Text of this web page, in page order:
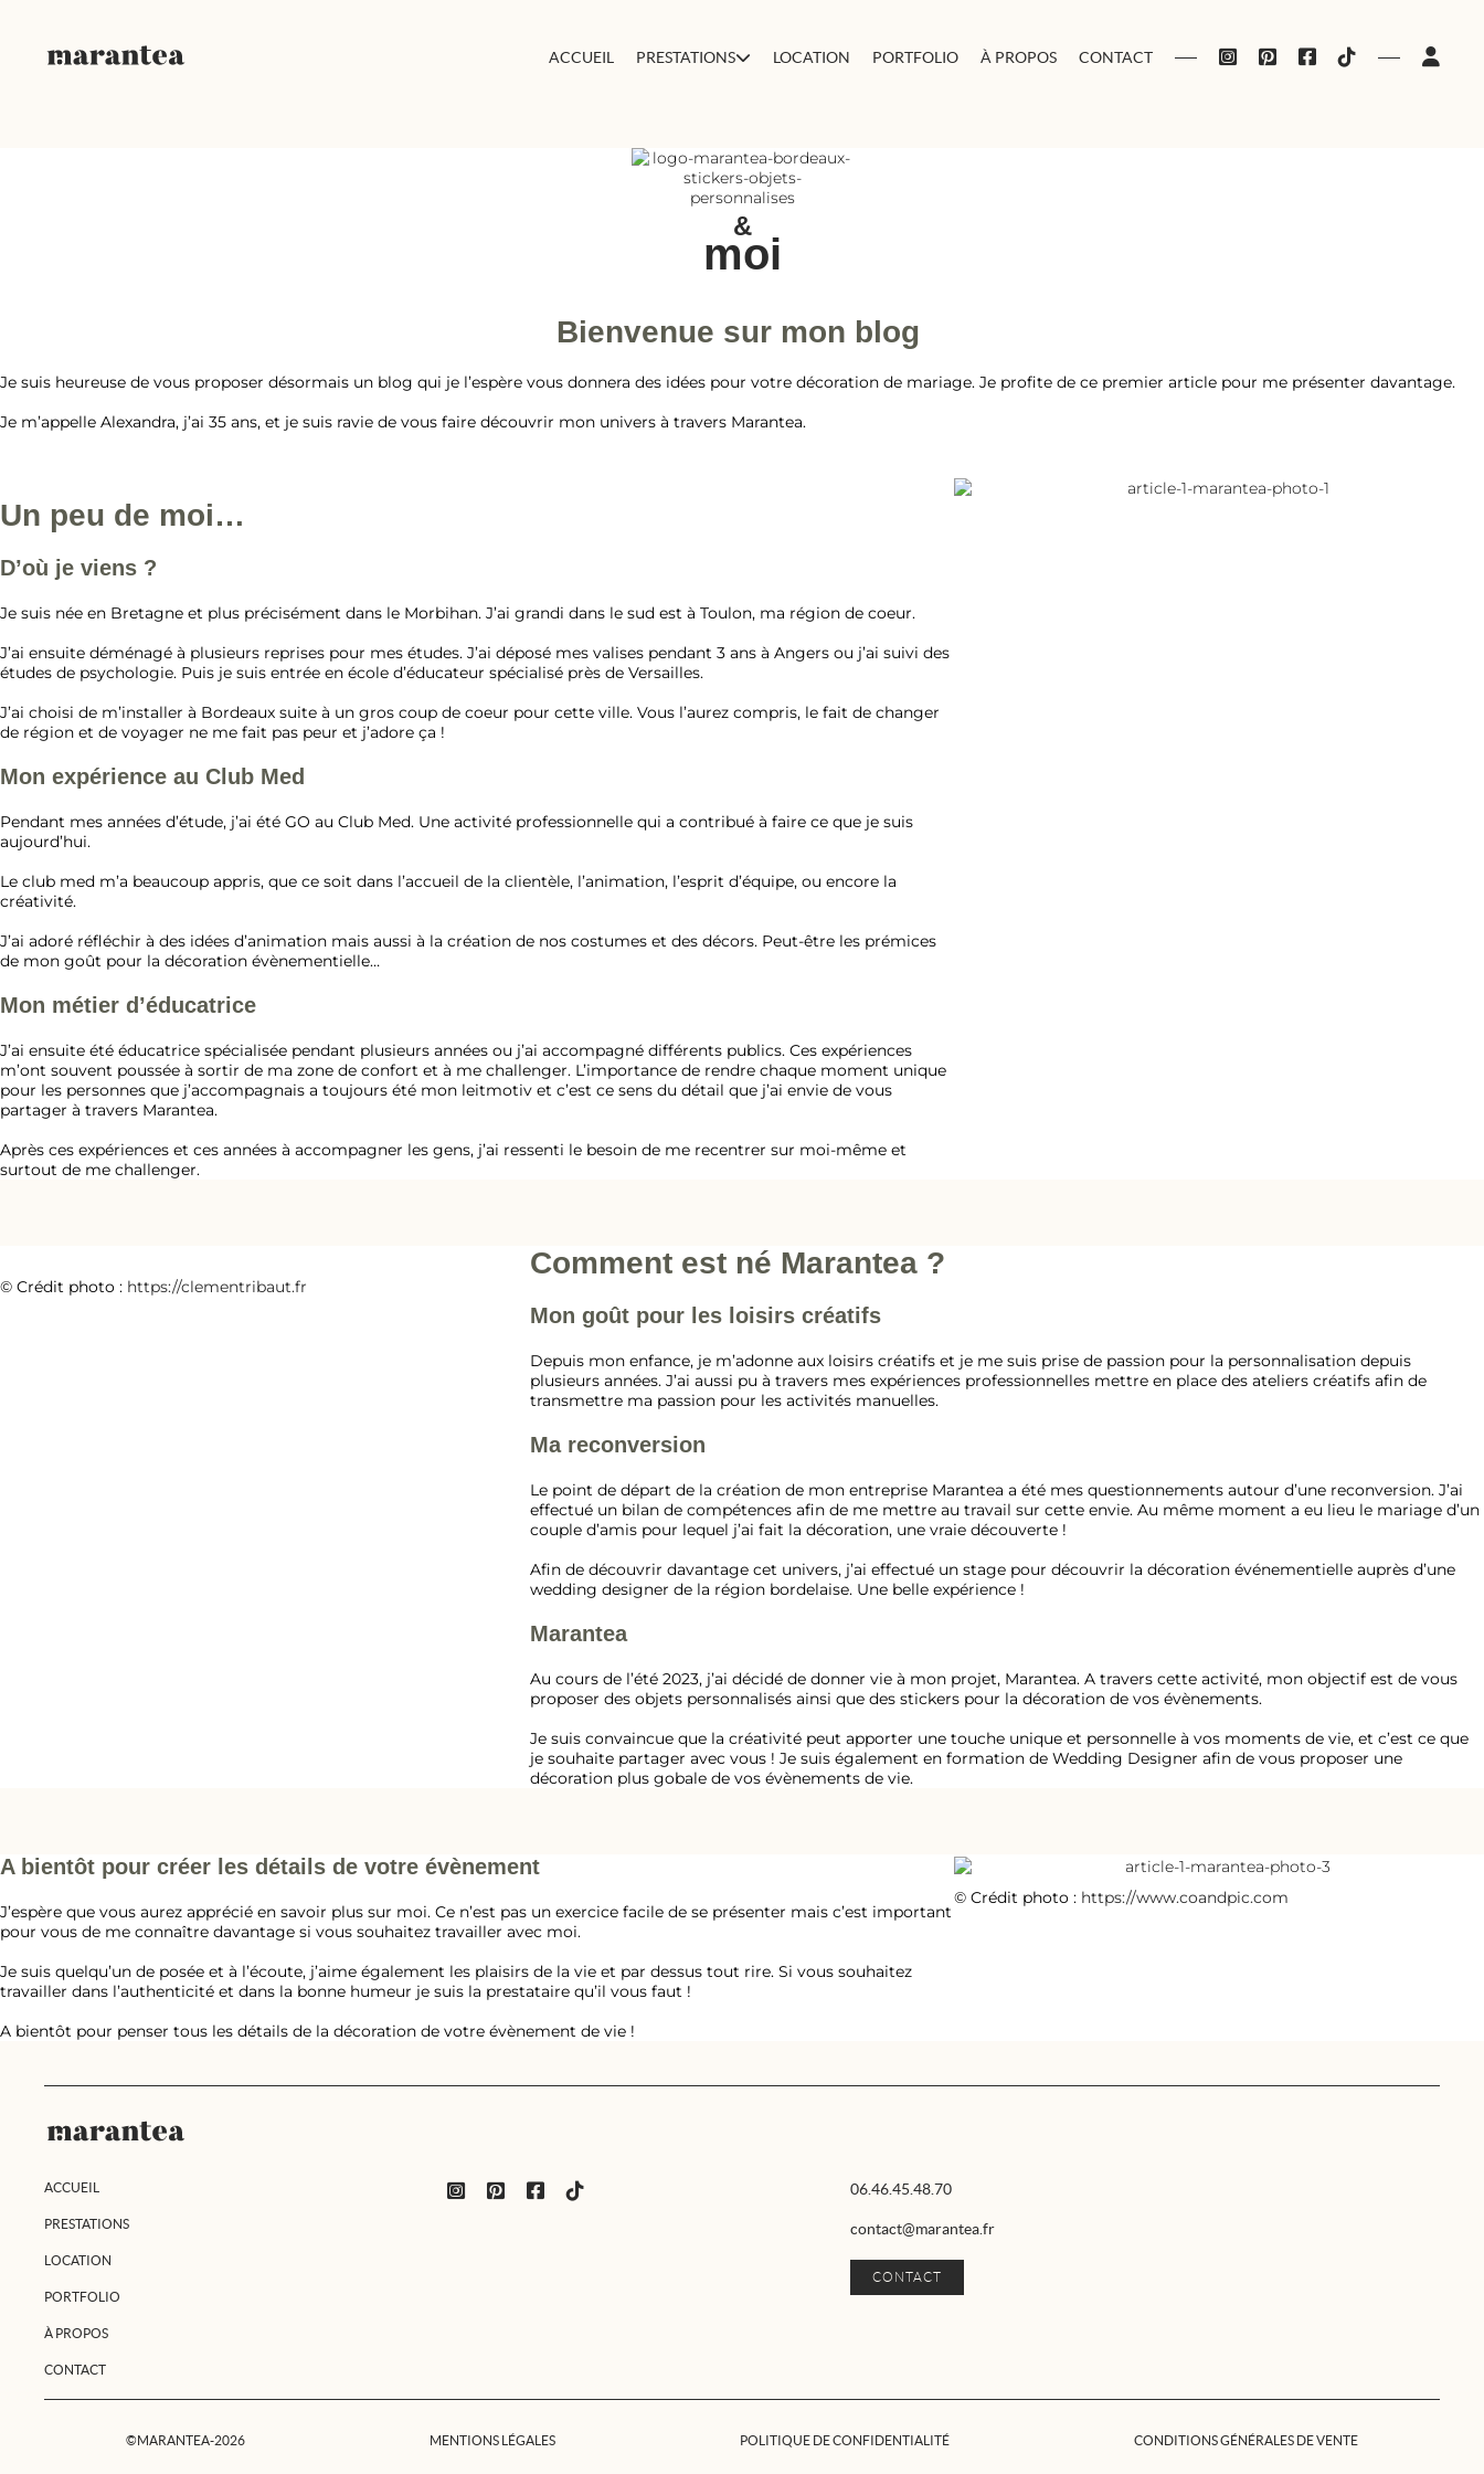
ACCUEIL PRESTATIONS LOCATION PORTFOLIO À PROPOS CONTACT
&
moi
Bienvenue sur mon blog
Je suis heureuse de vous proposer désormais un blog qui je l’espère vous donnera des idées pour votre décoration de mariage. Je profite de ce premier article pour me présenter davantage.
Je m’appelle Alexandra, j’ai 35 ans, et je suis ravie de vous faire découvrir mon univers à travers Marantea.
Un peu de moi…
D’où je viens ?
Je suis née en Bretagne et plus précisément dans le Morbihan. J’ai grandi dans le sud est à Toulon, ma région de coeur.
J’ai ensuite déménagé à plusieurs reprises pour mes études. J’ai déposé mes valises pendant 3 ans à Angers ou j’ai suivi des
études de psychologie. Puis je suis entrée en école d’éducateur spécialisé près de Versailles.
J’ai choisi de m’installer à Bordeaux suite à un gros coup de coeur pour cette ville. Vous l’aurez compris, le fait de changer
de région et de voyager ne me fait pas peur et j’adore ça !
Mon expérience au Club Med
Pendant mes années d’étude, j’ai été GO au Club Med. Une activité professionnelle qui a contribué à faire ce que je suis
aujourd’hui.
Le club med m’a beaucoup appris, que ce soit dans l’accueil de la clientèle, l’animation, l’esprit d’équipe, ou encore la
créativité.
J’ai adoré réfléchir à des idées d’animation mais aussi à la création de nos costumes et des décors. Peut-être les prémices
de mon goût pour la décoration évènementielle…
Mon métier d’éducatrice
J’ai ensuite été éducatrice spécialisée pendant plusieurs années ou j’ai accompagné différents publics. Ces expériences
m’ont souvent poussée à sortir de ma zone de confort et à me challenger. L’importance de rendre chaque moment unique
pour les personnes que j’accompagnais a toujours été mon leitmotiv et c’est ce sens du détail que j’ai envie de vous
partager à travers Marantea.
Après ces expériences et ces années à accompagner les gens, j’ai ressenti le besoin de me recentrer sur moi-même et
surtout de me challenger.
© Crédit photo : https://clementribaut.fr
Comment est né Marantea ?
Mon goût pour les loisirs créatifs
Depuis mon enfance, je m’adonne aux loisirs créatifs et je me suis prise de passion pour la personnalisation depuis
plusieurs années. J’ai aussi pu à travers mes expériences professionnelles mettre en place des ateliers créatifs afin de
transmettre ma passion pour les activités manuelles.
Ma reconversion
Le point de départ de la création de mon entreprise Marantea a été mes questionnements autour d’une reconversion. J’ai
effectué un bilan de compétences afin de me mettre au travail sur cette envie. Au même moment a eu lieu le mariage d’un
couple d’amis pour lequel j’ai fait la décoration, une vraie découverte !
Afin de découvrir davantage cet univers, j’ai effectué un stage pour découvrir la décoration événementielle auprès d’une
wedding designer de la région bordelaise. Une belle expérience !
Marantea
Au cours de l’été 2023, j’ai décidé de donner vie à mon projet, Marantea. A travers cette activité, mon objectif est de vous
proposer des objets personnalisés ainsi que des stickers pour la décoration de vos évènements.
Je suis convaincue que la créativité peut apporter une touche unique et personnelle à vos moments de vie, et c’est ce que
je souhaite partager avec vous ! Je suis également en formation de Wedding Designer afin de vous proposer une
décoration plus gobale de vos évènements de vie.
A bientôt pour créer les détails de votre évènement
J’espère que vous aurez apprécié en savoir plus sur moi. Ce n’est pas un exercice facile de se présenter mais c’est important
pour vous de me connaître davantage si vous souhaitez travailler avec moi.
Je suis quelqu’un de posée et à l’écoute, j’aime également les plaisirs de la vie et par dessus tout rire. Si vous souhaitez
travailler dans l’authenticité et dans la bonne humeur je suis la prestataire qu’il vous faut !
A bientôt pour penser tous les détails de la décoration de votre évènement de vie !
© Crédit photo : https://www.coandpic.com
ACCUEIL
PRESTATIONS
LOCATION
PORTFOLIO
À PROPOS
CONTACT
06.46.45.48.70
contact@marantea.fr
CONTACT
©MARANTEA-2026 MENTIONS LÉGALES POLITIQUE DE CONFIDENTIALITÉ CONDITIONS GÉNÉRALES DE VENTE